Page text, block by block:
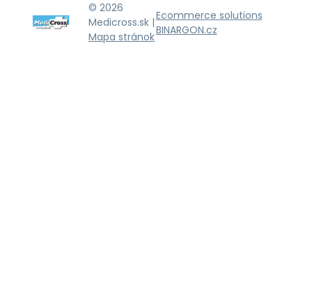
© 2026
Medicross.sk |
Mapa stránok
Ecommerce solutions
BINARGON.cz